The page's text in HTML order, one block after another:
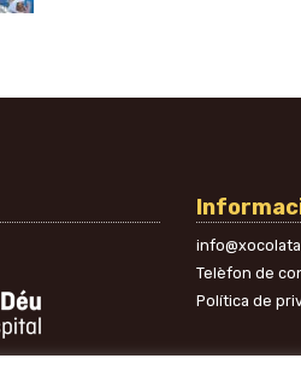
Telèfon de
Política de